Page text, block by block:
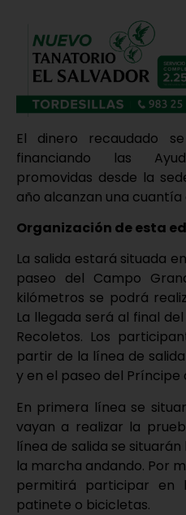
El dinero recaudado
financiando las
promovidas desde la
año alcanzan una cuantía
Organización de esta
La salida estará situada
paseo del Campo
kilómetros se podrá
La llegada será al final
Recoletos. Los
partir de la línea de
y en el paseo del Príncipe
En primera línea se
vayan a realizar la
línea de salida se
la marcha andando. Por
permitirá participar en
patinete o bicicletas.